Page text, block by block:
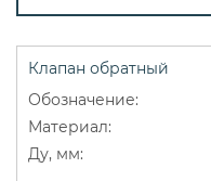
Клапан обратный